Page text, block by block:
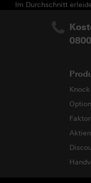
Im Durchschnitt